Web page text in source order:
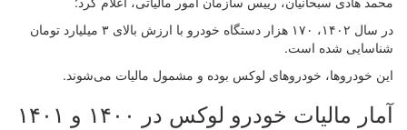
در سال ۱۴۰۲، ۱۷۰ هزار دستگاه خودرو با ارزش بالای ۳ میلیارد تومان
شناسایی شده است.
این خودروها، خودروهای لوکس بوده و مشمول مالیات می‌شوند.
آمار مالیات خودرو لوکس در ۱۴۰۰ و ۱۴۰۱